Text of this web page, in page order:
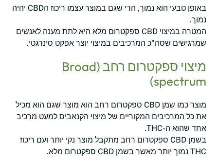
באופן טבעי הוא נמוך, הרי שגם במוצר עצמו ריכוז הCBD יהיה
נמוך.
המטרה במיצוי CBD ספקטרום מלא היא לתת מענה לאנשים
שמרגישים שסה"כ המרכיבים במיצוי יוצר אפקט סינרגטי.
מיצוי ספקטרום רחב (Broad
spectrum)
מוצר כמו שמן CBD ספקטרום רחב הוא מוצר שגם הוא מכיל
את כל המרכיבים המקוריים של מיצוי הקנאביס למעט מרכיב
אחד שהוא ה-THC.
בשמן CBD ספקטרום רחב מתקבל מוצר נקי יותר ועם ריכוז
THC נמוך יותר מאשר בשמן CBD ספקטרום מלא.